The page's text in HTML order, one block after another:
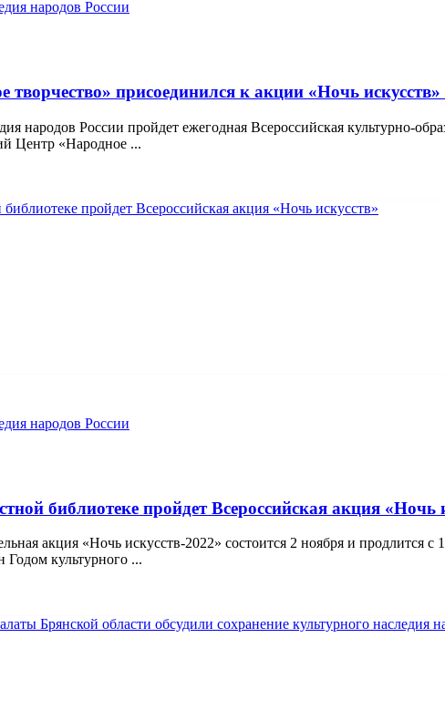
народов России
творчество» присоединился к акции «Ночь искусств»
народов России пройдет ежегодная Всероссийская культурно-
Центр «Народное ...
народов России
библиотеке пройдет Всероссийская акция «Ночь
акция «Ночь искусств-2022» состоится 2 ноября и
культурного ...